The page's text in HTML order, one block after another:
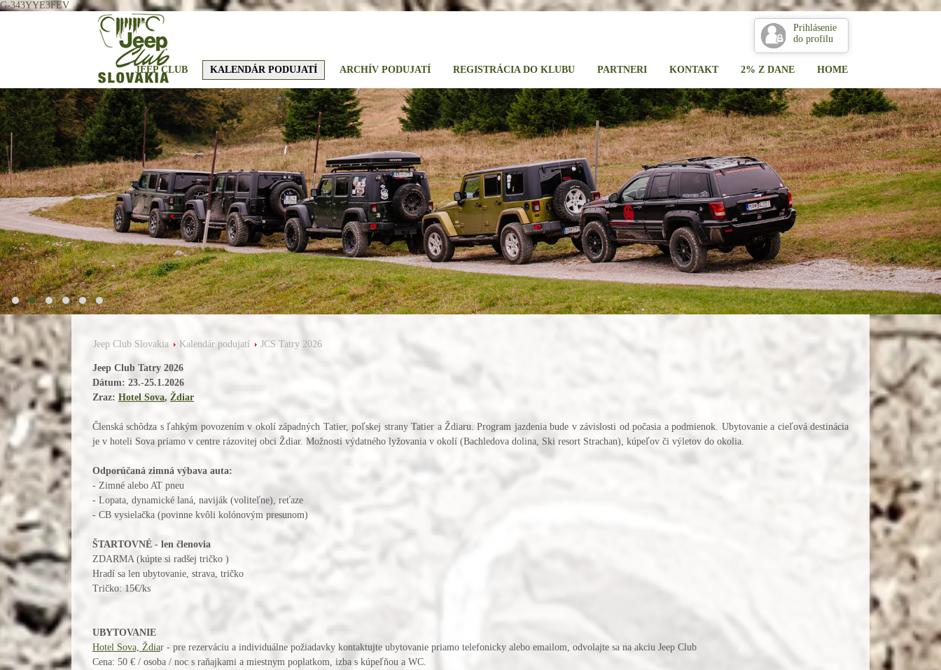
G-343YYE3FEV
JEEP CLUB KALENDÁR PODUJATÍ ARCHÍV PODUJATÍ REGISTRÁCIA DO KLUBU PARTNERI KONTAKT 2% Z DANE HOME
Prihlásenie
do profilu
Jeep Club Slovakia Kalendár podujatí JCS Tatry 2026
Jeep Club Tatry 2026
Dátum: 23.-25.1.2026
Zraz: Hotel Sova, Ždiar
Členská schôdza s ľahkým povozením v okolí západných Tatier, poľskej strany Tatier a Ždiaru. Program jazdenia bude v závislosti od počasia a podmienok. Ubytovanie a cieľová destinácia
je v hoteli Sova priamo v centre rázovitej obci Ždiar. Možnosti výdatného lyžovania v okolí (Bachledova dolina, Ski resort Strachan), kúpeľov či výletov do okolia.
Odporúčaná zimná výbava auta:
- Zimné alebo AT pneu
- Lopata, dynamické laná, naviják (voliteľne), reťaze
- CB vysielačka (povinne kvôli kolónovým presunom)
ŠTARTOVNÉ - len členovia
ZDARMA (kúpte si radšej tričko )
Hradí sa len ubytovanie, strava, tričko
Tričko: 15€/ks
UBYTOVANIE
Hotel Sova, Ždiar - pre rezerváciu a individuálne požiadavky kontaktujte ubytovanie priamo telefonicky alebo emailom, odvolajte sa na akciu Jeep Club
Cena: 50 € / osoba / noc s raňajkami a miestnym poplatkom, izba s kúpeľňou a WC.